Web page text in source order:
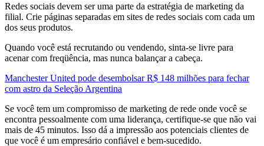
Redes sociais devem ser uma parte da estratégia de marketing da
filial. Crie páginas separadas em sites de redes sociais com cada um
dos seus produtos.
Quando você está recrutando ou vendendo, sinta-se livre para
acenar com freqüência, mas nunca balançar a cabeça.
Manchester United pode desembolsar R$ 148 milhões para fechar
com astro da Seleção Argentina
Se você tem um compromisso de marketing de rede onde você se
encontra pessoalmente com uma liderança, certifique-se que não vai
mais de 45 minutos. Isso dá a impressão aos potenciais clientes de
que você é um empresário confiável e bem-sucedido.